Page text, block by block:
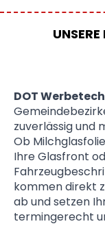
DOT
zuverlässig und
Ob
Ihre Glasfront
kommen direkt
ab und setzen
termingerecht